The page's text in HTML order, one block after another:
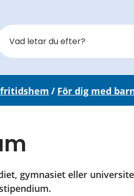
/ För dig med
gymnasiet eller